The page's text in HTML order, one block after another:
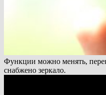
Функции можно менять,
снабжено зеркало.